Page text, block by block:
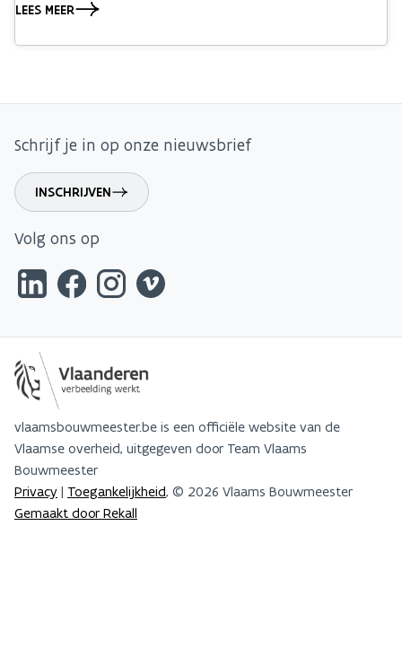
LEES MEER
Schrijf je in op onze nieuwsbrief
INSCHRIJVEN
Volg ons op
vlaamsbouwmeester.be is een officiële website van de
Vlaamse overheid, uitgegeven door Team Vlaams
Bouwmeester
Privacy | Toegankelijkheid, © 2026 Vlaams Bouwmeester
Gemaakt door Rekall